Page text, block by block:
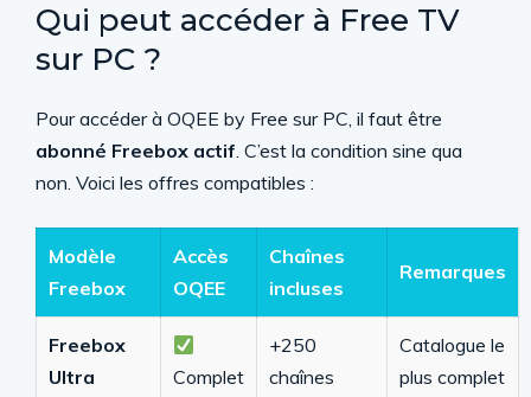
Qui peut accéder à Free TV
sur PC ?
Pour accéder à OQEE by Free sur PC, il faut être
abonné Freebox actif. C’est la condition sine qua
non. Voici les offres compatibles :
Modèle
Freebox
Accès
OQEE
Chaînes
incluses
Remarques
Freebox
Ultra
Complet
+250
chaînes
Catalogue le
plus complet